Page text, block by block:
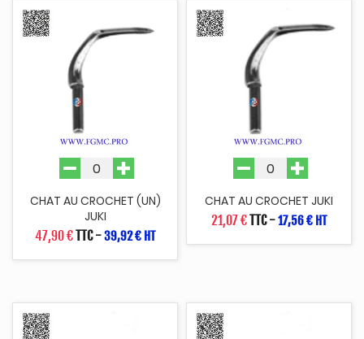
CHAT AU CROCHET (UN)
JUKI
47,90 €TTC-39,92 € HT
CHAT AU CROCHET JUKI
21,07 €TTC-17,56 € HT